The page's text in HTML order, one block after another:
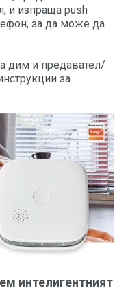
и изпраща push
за да може да
дим и предавател/
за
интелигентният